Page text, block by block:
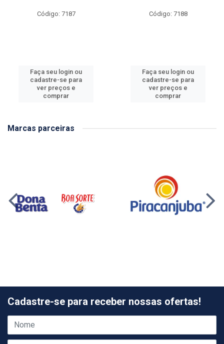
Código: 7187
Faça seu login ou
cadastre-se para
ver preços e
comprar
Código: 7188
Faça seu login ou
cadastre-se para
ver preços e
comprar
Marcas parceiras
Cadastre-se para receber nossas ofertas!